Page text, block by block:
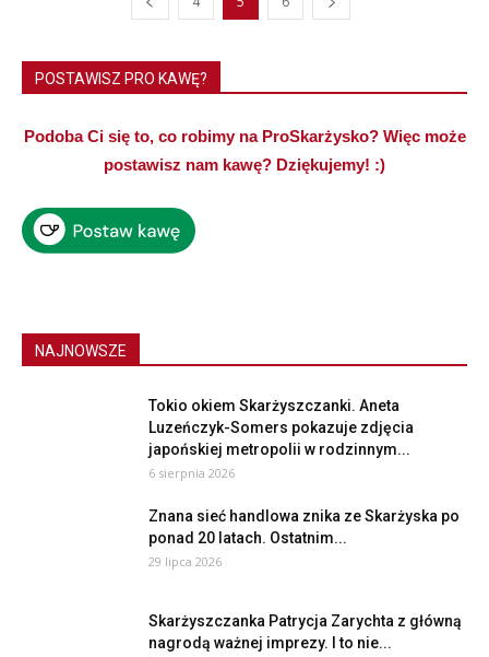
POSTAWISZ PRO KAWĘ?
Podoba Ci się to, co robimy na ProSkarżysko? Więc może
postawisz nam kawę? Dziękujemy! :)
NAJNOWSZE
Tokio okiem Skarżyszczanki. Aneta
Luzeńczyk-Somers pokazuje zdjęcia
japońskiej metropolii w rodzinnym...
6 sierpnia 2026
Znana sieć handlowa znika ze Skarżyska po
ponad 20 latach. Ostatnim...
29 lipca 2026
Skarżyszczanka Patrycja Zarychta z główną
nagrodą ważnej imprezy. I to nie...